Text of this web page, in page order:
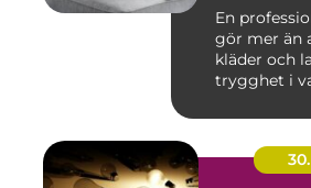
En
gör mer än
kläder och
trygghet i